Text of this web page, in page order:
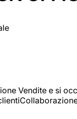
Vendite e si